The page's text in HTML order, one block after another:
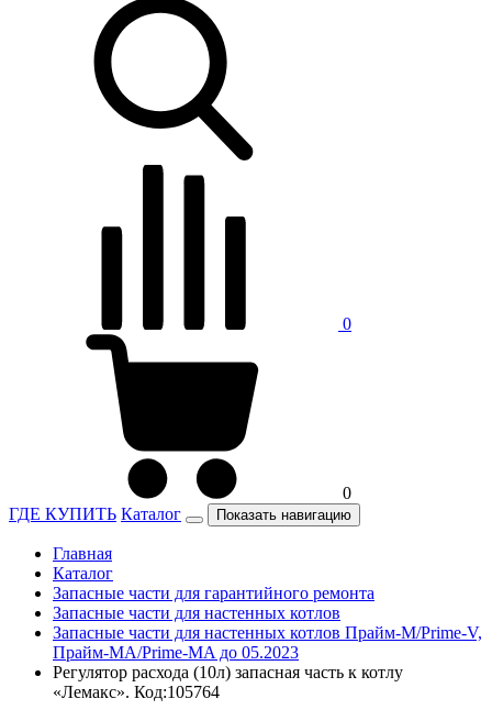
0
0
ГДЕ КУПИТЬ Каталог Показать навигацию
Главная
Каталог
Запасные части для гарантийного ремонта
Запасные части для настенных котлов
Запасные части для настенных котлов Прайм-М/Prime-V,
Прайм-МА/Prime-MA до 05.2023
Регулятор расхода (10л) запасная часть к котлу
«Лемакс». Код:105764